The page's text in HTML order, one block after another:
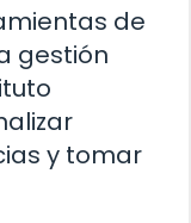
de
gestión
y tomar